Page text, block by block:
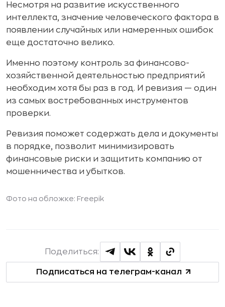
Несмотря на развитие искусственного
интеллекта, значение человеческого фактора в
появлении случайных или намеренных ошибок
еще достаточно велико.
Именно поэтому контроль за финансово-
хозяйственной деятельностью предприятий
необходим хотя бы раз в год. И ревизия — один
из самых востребованных инструментов
проверки.
Ревизия поможет содержать дела и документы
в порядке, позволит минимизировать
финансовые риски и защитить компанию от
мошенничества и убытков.
Фото на обложке: Freepik
Подписаться на телеграм-канал
Поделиться: